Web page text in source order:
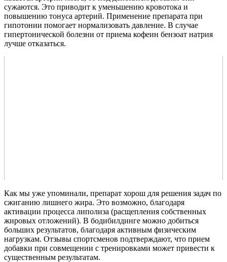
сужаются. Это приводит к уменьшению кровотока и
повышению тонуса артерий. Применение препарата при
гипотонии помогает нормализовать давление. В случае
гипертонической болезни от приема кофеин бензоат натрия
лучше отказаться.
Как мы уже упоминали, препарат хорош для решения задач по
сжиганию лишнего жира. Это возможно, благодаря
активации процесса липолиза (расщепления собственных
жировых отложений). В бодибилдинге можно добиться
больших результатов, благодаря активным физическим
нагрузкам. Отзывы спортсменов подтверждают, что прием
добавки при совмещении с тренировками может привести к
существенным результатам.